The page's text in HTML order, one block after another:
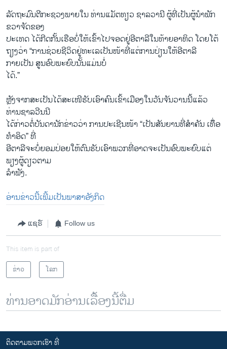
ລັດຖະມົນ​ຕີ​ກະຊວງ​ພາຍ​ໃນ ທ່ານ​ແມັຕທຽວ ຊາ​ລວາ​ນີ ຜູ້​ທີ່​ເປັນ​ຜູ້ນຳ​ພັກ
ຂວາ​ຈັດຂອງ
​ປະ​ເທດ​ ​ໄດ້​ກີດ​ກັ້ນ​ເຮືອ​ບໍ່​ໃຫ້​ເຂົ້າ​ໄປຈອດ​ຢູ່​ອີ​ຕາ​ລີ​ໃນ​ທ້າຍ​ອາທິດ ​ໂດຍ​ໂຕ້​
ຖຽງ​ວ່າ “ການ​ຊ່ວຍຊີ​ວິດຢູ່​ທະ​ເລ​ເປັນ​ໜ້າ​ທີ່ແຕ່​ການ​ປ່ຽນ​ໃຫ້​ອີ​ຕາ​ລີ​
ກາຍເປັນ ສູນ​ອົບ​ພະ​ຍົບນັ້ນ​ແມ່ນ​ບໍ່
​ໄດ້.”
ຫຼັງ​ຈາກ​ສະ​ເປັນ​ໄດ້ສະເໜີ​ຮັບ​ເອົາຄົນ​ເຂົ້າ​ເມືອງໃນ​ວັນ​ຈັນ​ວານ​ນີ້ແລ້ວ
ທ່ານ​ຊາ​ລວີນນີ
​ໄດ້​ກ່າວ​ຕໍ່​ບັນດາ​ນັກ​ຂ່າວ​ວ່າ ການປະເຊີນໜ້າ “​ເປັນ​ສັນຍານ​ທີ່​ສຳຄັນ ​ເທຶຶ່ອ
ທຳ​ອິດ” ທີ່
ອີຕາລີຈະບໍ່ຍອມປ່ອຍໃຫ້ຕົນຮັບເອົາພວກທີ່ອາດຈະເປັນອົບພະຍົບແຕ່
ພຽງຜູ້ດຽວຕາມ
ລຳພັງ.​
ອ່ານຂ່າວນີ້ເພີ້ມເປັນພາສາອັງກິດ
ແຊຣ໌ Follow us
This item is part of
ຂ່າວ
ໂລກ
ທ່ານອາດມັກອ່ານເລື້ອງນີ້ຕື່ມ
ຕິດຕາມພວກເຮົາ ທີ່